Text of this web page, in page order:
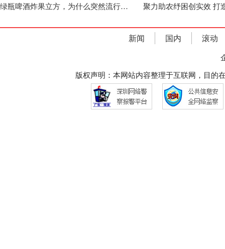
绿瓶啤酒炸果立方，为什么突然流行全网？
新闻 国内 滚动
版权声明：本网站内容整理于互联网，目的